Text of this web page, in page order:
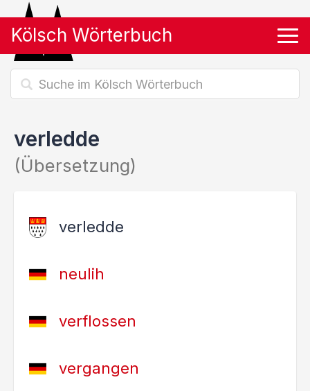
Kölsch Wörterbuch
verledde
(Übersetzung)
verledde
neulih
verflossen
vergangen